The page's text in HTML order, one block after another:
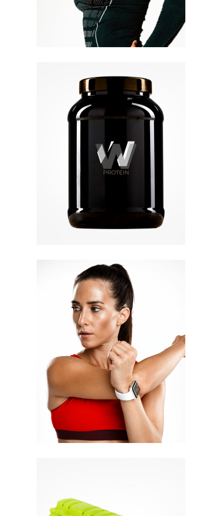
Quick View
Quick View